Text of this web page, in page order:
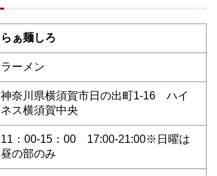
らぁ麺しろ
ラーメン
神奈川県横須賀市日の出町1-16 ハイ
ネス横須賀中央
11：00-15：00 17:00-21:00※日曜は
昼の部のみ